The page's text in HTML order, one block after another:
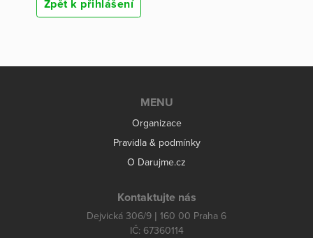
Zpět k přihlášení
MENU
Organizace
Pravidla & podmínky
O Darujme.cz
Kontaktujte nás
Dejvická 306/9 | 160 00 Praha 6
IČ: 67360114